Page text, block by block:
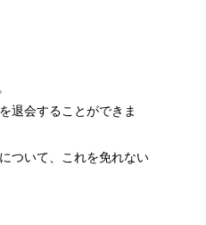
退会することができま
ついて、これを免れない